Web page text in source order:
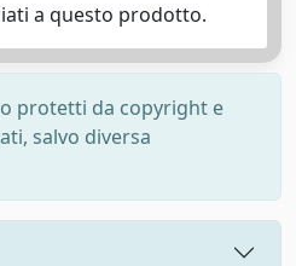
a questo prodotto.
protetti da copyright e
salvo diversa